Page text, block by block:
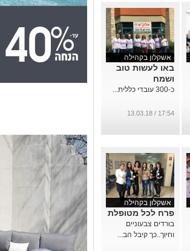
אשקלון בקהילה
באו לעשות טוב
ושמח
כ-300 עובדי כללית...
17:54 / 13.03.18
אשקלון בקהילה
פרח לכל מטופלת
בורדים צבעוניים
וחיוך..כך קיבל הב...